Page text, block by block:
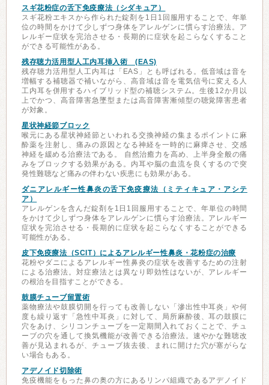
スギ花粉症の舌下免疫療法（シダキュア）
スギ花粉エキスから作られた錠剤を1日1回服用することで、年単
位の時間をかけて少しずつ身体をアレルゲンに慣らす治療法。ア
レルギー症状を完治させる・長期的に症状を起こらなくすること
ができる可能性がある。
残存聴力活用型人工内耳挿入術 (EAS)
残存聴力活用型人工内耳は「EAS」とも呼ばれる。低音域は音を
増幅する補聴器で補いながら、高音域は音を電気信号に変える人
工内耳を併用するハイブリッド型の補聴システム。生後12か月以
上でかつ、高音障害急墜型または高音障害漸傾型の聴覚障害患者
が対象。
星状神経節ブロック
喉元にある星状神経節といわれる交換神経の集まるポイントに麻
酔薬を注射し、痛みの原因となる神経を一時的に麻痺させ、交感
神経を緩める治療法である。 自然治癒力を高め、上半身全般の痛
みをブロックする効果がある。内耳や脳の血流を良くするので突
発性難聴など痛みの伴わない疾患にも効果がある。
ダニアレルギー性鼻炎の舌下免疫療法（ミティキュア・アシテ
ア）
アレルゲンを含んだ錠剤を1日1回服用することで、年単位の時間
をかけて少しずつ身体をアレルゲンに慣らす治療法。アレルギー
症状を完治させる・長期的に症状を起こらなくすることができる
可能性がある。
皮下免疫療法（SCIT）によるアレルギー性鼻炎・花粉症の治療
花粉やダニによるアレルギー性鼻炎の症状を改善するための注射
による治療法。対症療法とは異なり即効性はないが、アレルギー
の根治を目指すことができる。
鼓膜チューブ留置術
薬物療法や鼓膜切開を行っても改善しない「滲出性中耳炎」や何
度も繰り返す「急性中耳炎」に対して、局所麻酔後、耳の鼓膜に
穴をあけ、シリコンチューブを一定期間入れておくことで、チュ
ーブの穴を通して換気機能が改善できる治療法。速やかな難聴改
善が見込まれるが、チューブ抜去後、まれに開けた穴が塞がらな
い場合もある。
アデノイド切除術
免疫機能をもった鼻の奥の方にあるリンパ組織であるアデノイド